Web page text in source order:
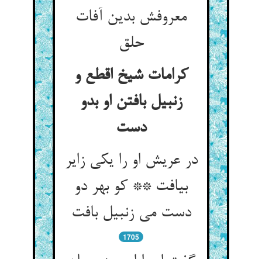
معروفش بدین آفات
حلق
کرامات شیخ اقطع و
زنبیل بافتن او بدو
دست
در عریش او را یکی زایر
بیافت ** کو بهر دو
دست می زنبیل بافت
1705